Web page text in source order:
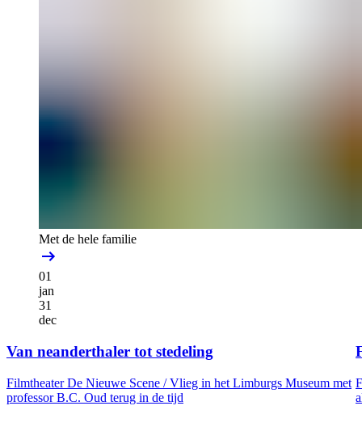
Met de hele familie
01
jan
31
dec
Van neanderthaler tot stedeling
Filmtheater De Nieuwe Scene /Vlieg in het Limburgs Museum met
professor B.C. Oud terug in de tijd